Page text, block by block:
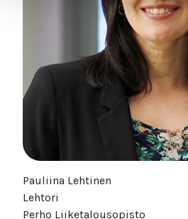
Pauliina Lehtinen
Lehtori
Perho Liiketalousopisto